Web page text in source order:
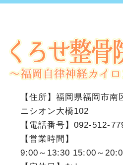
【住所】 福岡県福岡市南
ニシオン大橋102
【電話番号】092-512-
【営業時間】
9:00～13:30 15:00～